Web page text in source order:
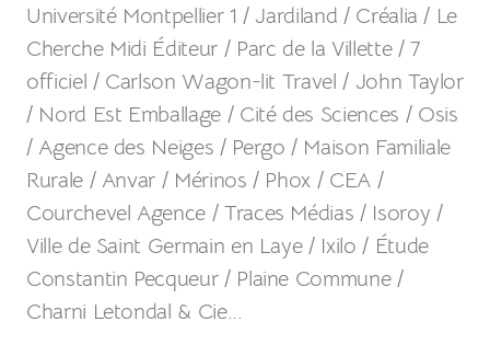
Université Montpellier 1 / Jardiland / Créalia / Le
Cherche Midi Éditeur / Parc de la Villette / 7
officiel / Carlson Wagon-lit Travel / John Taylor
/ Nord Est Emballage / Cité des Sciences / Osis
/ Agence des Neiges / Pergo / Maison Familiale
Rurale / Anvar / Mérinos / Phox / CEA /
Courchevel Agence / Traces Médias / Isoroy /
Ville de Saint Germain en Laye / Ixilo / Étude
Constantin Pecqueur / Plaine Commune /
Charni Letondal & Cie...